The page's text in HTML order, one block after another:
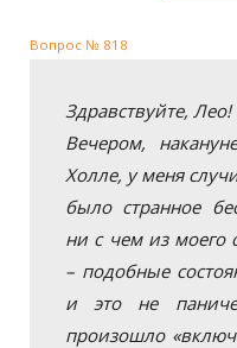
Вопрос № 818
Здравствуйте, Лео!
Вечером,
Холле, у меня
было странное
ни с чем из моего
– подобные
и это не
произошло